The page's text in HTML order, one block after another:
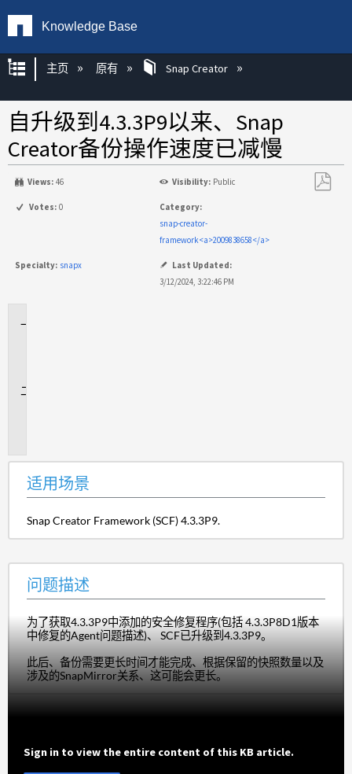
Knowledge Base
扩展/隐缩全局层次
主页 原有 Snap Creator
自升级到4.3.3P9以来、Snap
Creator备份操作速度已减慢
Views: 46 Visibility: Public
Votes: 0
Category:
snap-creator-
framework<a>2009838658</a>
Specialty: snapx
Last Updated:
3/12/2024, 3:22:46 PM
适用场景
Snap Creator Framework (SCF) 4.3.3P9.
问题描述
为了获取4.3.3P9中添加的安全修复程序(包括 4.3.3P8D1版本
中修复的Agent问题描述)、 SCF已升级到4.3.3P9。
此后、备份需要更长时间才能完成、根据保留的快照数量以及
涉及的SnapMirror关系、这可能会更长。
Sign in to view the entire content of this KB article.